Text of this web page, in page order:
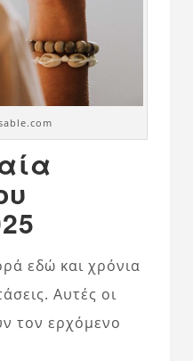
εδώ και χρόνια
Αυτές οι
τον ερχόμενο